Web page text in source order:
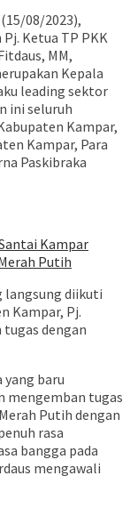
08/2023),
Ketua TP PKK
MM,
Kepala
leading sektor
ini seluruh
Kampar,
Kampar, Para
Paskibraka
Kampar
Putih
langsung diikuti
Kampar, Pj.
dengan
yang baru
mengemban tugas
Putih dengan
rasa
bangga pada
mengawali